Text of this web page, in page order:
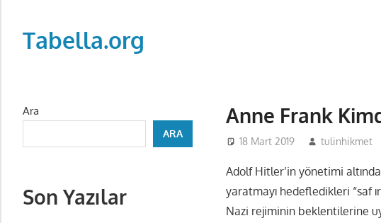
contentTabella.org
Anne Frank
18 Mart 2019 tulinhikmet
Adolf Hitler’in yönetimi altında
yaratmayı hedefledikleri “saf
Nazi rejiminin beklentilerine
Ara
ARA
Son Yazılar